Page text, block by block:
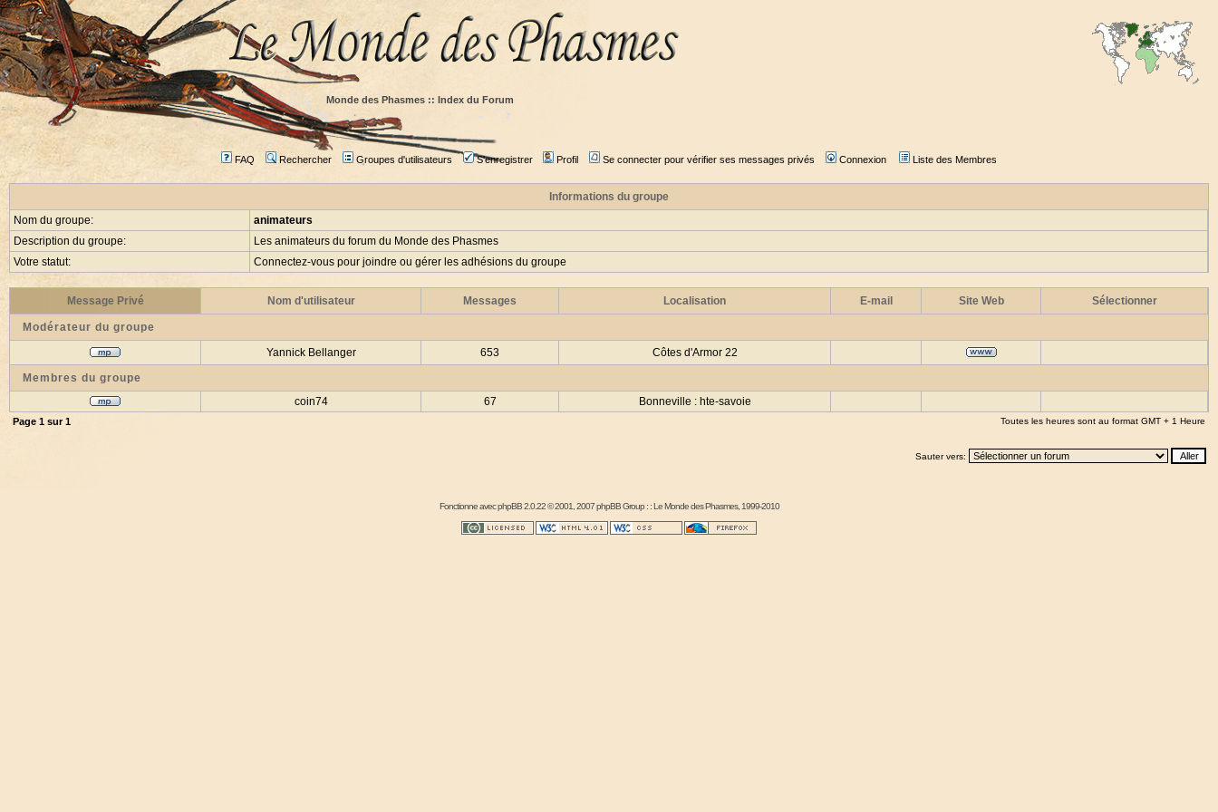
Monde des Phasmes :: Index du Forum
FAQ Rechercher Groupes d'utilisateurs S'enregistrer Profil Se connecter pour vérifier ses messages privés Connexion Liste des Membres
Informations du groupe
Nom du groupe:
animateurs
Description du groupe:
Les animateurs du forum du Monde des Phasmes
Votre statut:
Connectez-vous pour joindre ou gérer les adhésions du groupe
Message Privé Nom d'utilisateur Messages Localisation E-mail Site Web Sélectionner
Modérateur du groupe
Yannick Bellanger
653
Côtes d'Armor 22
Membres du groupe
coin74
67 Bonneville : hte-savoie
Page 1 sur1 Toutes les heures sont au format GMT + 1 Heure
Sauter vers:
Fonctionne avecphpBB2.0.22 © 2001, 2007 phpBB Group : :Le Monde des Phasmes, 1999-2010